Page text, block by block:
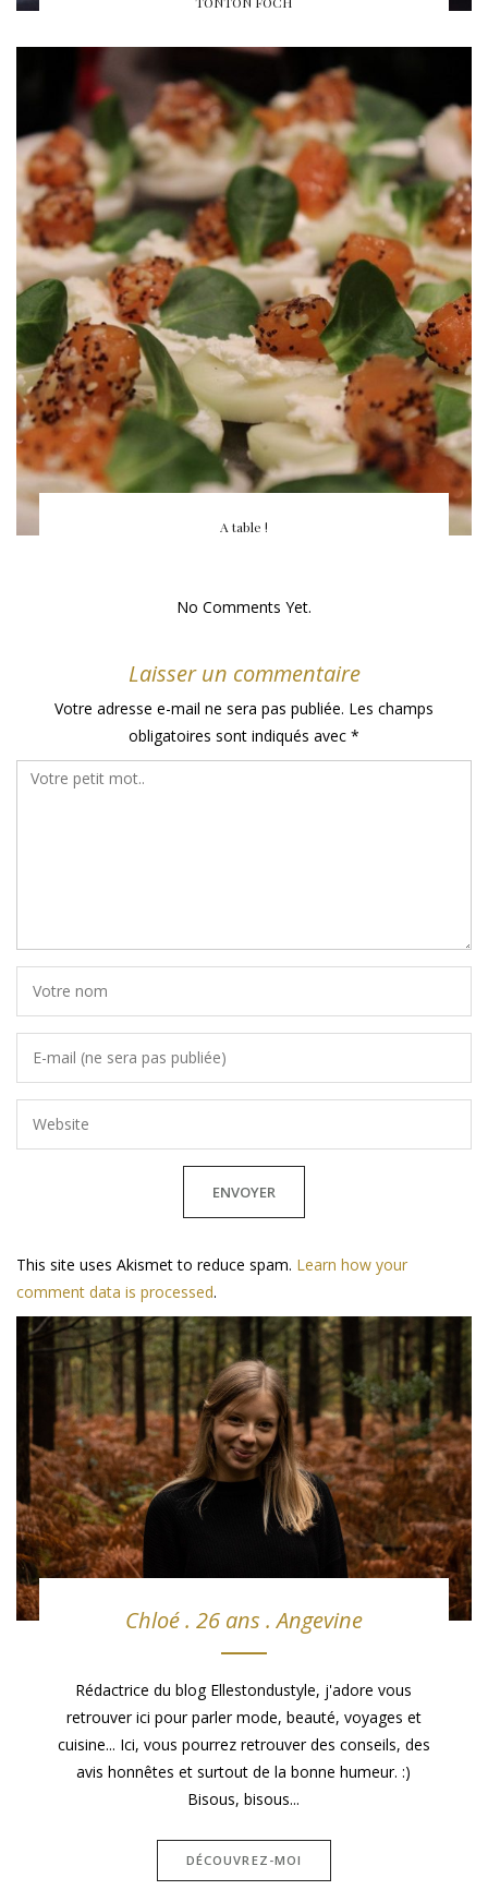
A table !
No Comments Yet.
Laisser un commentaire
Votre adresse e-mail ne sera pas publiée. Les champs
obligatoires sont indiqués avec *
This site uses Akismet to reduce spam. Learn how your
comment data is processed.
Chloé . 26 ans . Angevine
Rédactrice du blog Ellestondustyle, j'adore vous
retrouver ici pour parler mode, beauté, voyages et
cuisine... Ici, vous pourrez retrouver des conseils, des
avis honnêtes et surtout de la bonne humeur. :)
Bisous, bisous...
DÉCOUVREZ-MOI